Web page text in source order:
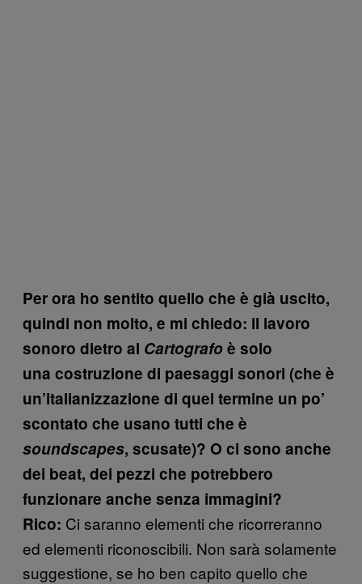
Per ora ho sentito quello che è già uscito,
quindi non molto, e mi chiedo: il lavoro
sonoro dietro al Cartografoè solo
una costruzione di paesaggi sonori (che è
un’italianizzazione di quel termine un po’
scontato che usano tutti che è
soundscapes, scusate)? O ci sono anche
dei beat, dei pezzi che potrebbero
funzionare anche senza immagini?
Rico: Ci saranno elementi che ricorreranno
ed elementi riconoscibili. Non sarà solamente
suggestione, se ho ben capito quello che